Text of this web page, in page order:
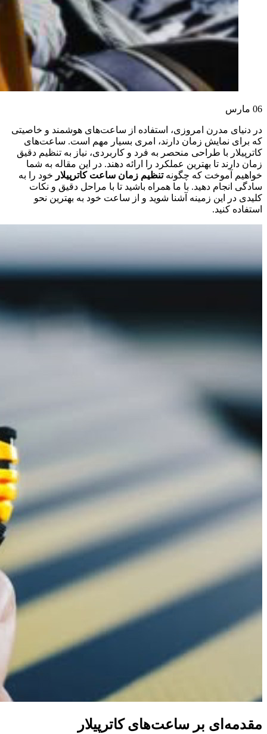
06 مارس
در دنیای مدرن امروزی، استفاده از ساعت‌های هوشمند و خاصیتی
که برای نمایش زمان دارند، امری بسیار مهم است. ساعت‌های
کاترپیلار با طراحی منحصر به فرد و کاربردی، نیاز به تنظیم دقیق
زمان دارند تا بهترین عملکرد را ارائه دهند. در این مقاله به شما
خواهیم آموخت که چگونهتنظیم زمان ساعت کاترپیلار خود را به
سادگی انجام دهید. با ما همراه باشید تا با مراحل دقیق و نکات
کلیدی در این زمینه آشنا شوید و از ساعت خود به بهترین نحو
استفاده کنید.
مقدمه‌ای بر ساعت‌های کاترپیلار